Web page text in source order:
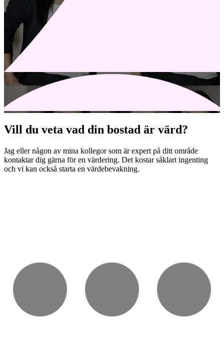
Vill du veta vad din bostad är värd?
Jag eller någon av mina kollegor som är expert på ditt område
kontaktar dig gärna för en värdering. Det kostar såklart ingenting
och vi kan också starta en värdebevakning.